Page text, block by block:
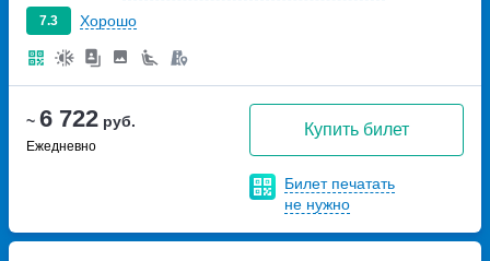
~ 6 722 руб.
Ежедневно
Купить билет
Билет печатать
не нужно
7.3 Хорошо